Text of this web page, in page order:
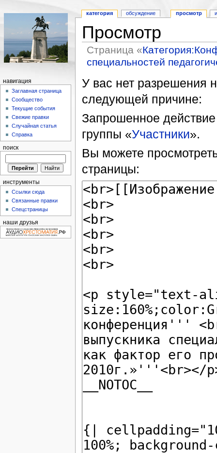
Просмотр
Страница «
специальностей
У вас нет разрешения
следующей причине:
Запрошенное действие
группы «Участники».
Вы можете
страницы:
категория обсуждение просмотр
навигация
Заглавная страница
Сообщество
Текущие события
Свежие правки
Случайная статья
Справка
поиск
инструменты
Ссылки сюда
Связанные правки
Спецстраницы
наши друзья